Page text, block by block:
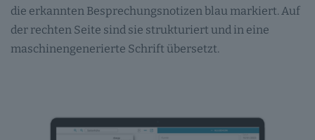
die erkannten Besprechungsnotizen blau markiert. Auf
der rechten Seite sind sie strukturiert und in eine
maschinengenerierte Schrift übersetzt.